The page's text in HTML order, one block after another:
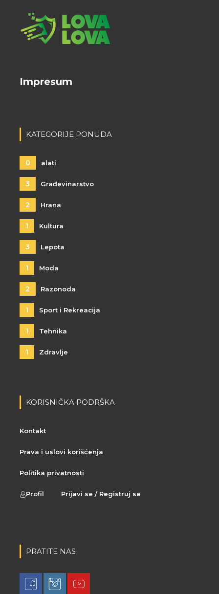
Impresum
KATEGORIJE PONUDA
0 alati
3 Građevinarstvo
2 Hrana
1 Kultura
3 Lepota
1 Moda
2 Razonoda
1 Sport i Rekreacija
1 Tehnika
1 Zdravlje
KORISNIČKA PODRŠKA
Kontakt
Prava i uslovi korišćenja
Politika privatnosti
Profil Prijavi se / Registruj se
PRATITE NAS